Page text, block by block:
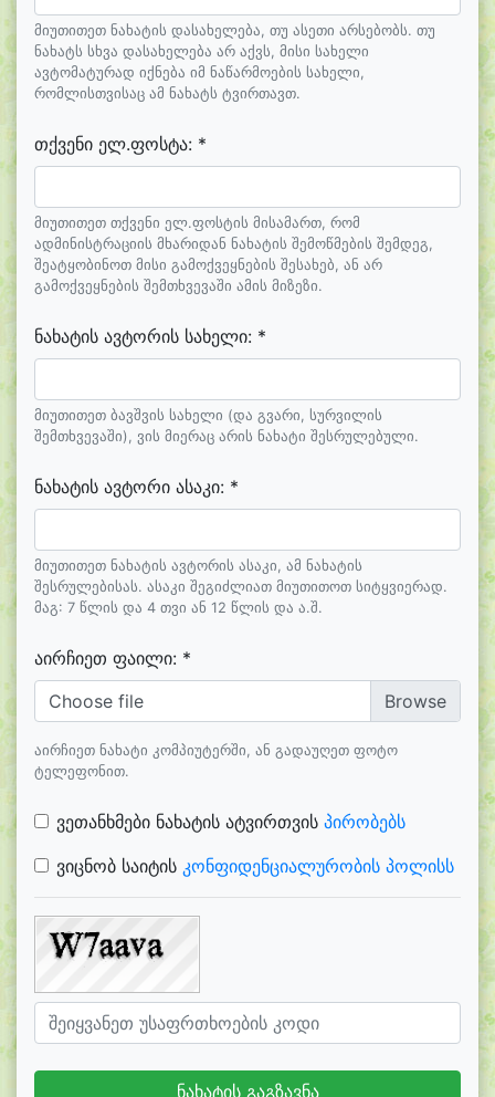
მიუთითეთ ნახატის დასახელება, თუ ასეთი არსებობს. თუ
ნახატს სხვა დასახელება არ აქვს, მისი სახელი
ავტომატურად იქნება იმ ნაწარმოების სახელი,
რომლისთვისაც ამ ნახატს ტვირთავთ.
თქვენი ელ.ფოსტა: *
მიუთითეთ თქვენი ელ.ფოსტის მისამართ, რომ
ადმინისტრაციის მხარიდან ნახატის შემოწმების შემდეგ,
შეატყობინოთ მისი გამოქვეყნების შესახებ, ან არ
გამოქვეყნების შემთხვევაში ამის მიზეზი.
ნახატის ავტორის სახელი: *
მიუთითეთ ბავშვის სახელი (და გვარი, სურვილის
შემთხვევაში), ვის მიერაც არის ნახატი შესრულებული.
ნახატის ავტორი ასაკი: *
მიუთითეთ ნახატის ავტორის ასაკი, ამ ნახატის
შესრულებისას. ასაკი შეგიძლიათ მიუთითოთ სიტყვიერად.
მაგ: 7 წლის და 4 თვი ან 12 წლის და ა.შ.
აირჩიეთ ფაილი: *
Choose file
აირჩიეთ ნახატი კომპიუტერში, ან გადაუღეთ ფოტო
ტელეფონით.
ვეთანხმები ნახატის ატვირთვის პირობებს
ვიცნობ საიტის კონფიდენციალურობის პოლისს